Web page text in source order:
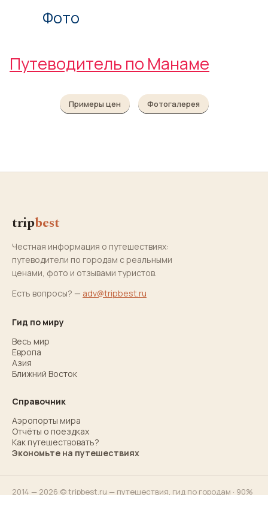
Фото
Путеводитель по Манаме
Примеры цен Фотогалерея
tripbest
Честная информация о путешествиях:
путеводители по городам с реальными
ценами, фото и отзывами туристов.
Есть вопросы? — adv@tripbest.ru
Гид по миру
Весь мир
Европа
Азия
Ближний Восток
Справочник
Аэропорты мира
Отчёты о поездках
Как путешествовать?
Экономьте на путешествиях
2014 — 2026 © tripbest.ru — путешествия, гид по городам · 90%